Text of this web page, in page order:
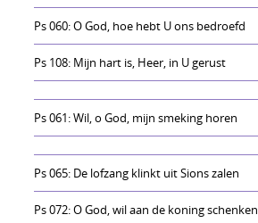
Ps 060: O God, hoe hebt U ons bedroefd
Ps 108: Mijn hart is, Heer, in U gerust
Ps 061: Wil, o God, mijn smeking horen
Ps 065: De lofzang klinkt uit Sions zalen
Ps 072: O God, wil aan de koning schenken